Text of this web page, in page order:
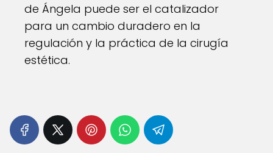
de Ángela puede ser el catalizador
para un cambio duradero en la
regulación y la práctica de la cirugía
estética.